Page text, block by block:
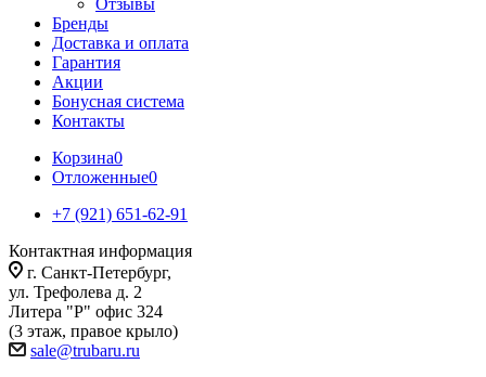
Отзывы
Бренды
Доставка и оплата
Гарантия
Акции
Бонусная система
Контакты
Корзина0
Отложенные0
+7 (921) 651-62-91
Контактная информация
г. Санкт-Петербург,
ул. Трефолева д. 2
Литера "Р" офис 324
(3 этаж, правое крыло)
sale@trubaru.ru